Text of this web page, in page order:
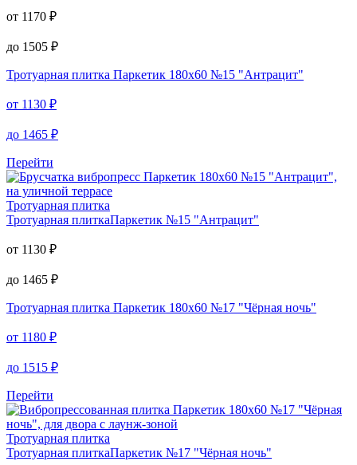
от 1170 ₽
до 1505 ₽
Тротуарная плитка Паркетик 180х60 №15 "Антрацит"
от 1130 ₽
до 1465 ₽
Перейти
Тротуарная плитка
Тротуарная плиткаПаркетик №15 "Антрацит"
от 1130 ₽
до 1465 ₽
Тротуарная плитка Паркетик 180х60 №17 "Чёрная ночь"
от 1180 ₽
до 1515 ₽
Перейти
Тротуарная плитка
Тротуарная плиткаПаркетик №17 "Чёрная ночь"